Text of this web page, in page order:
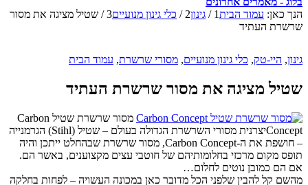
הנך כאן: עמוד הבית1
/ גינון2
/ כלי גינון מנועיים3
/ שטיל מציגה את מסור
שרשרת העתיד
גינון, היי-טק, כלי גינון מנועיים, מסורי שרשרת, עמוד הבית
שטיל מציגה את מסור שרשרת העתיד
מסור שרשרת שטיל Carbon
Conceptיצרנית מסורי השרשרת הגדולה בעולם – שטיל (Stihl) הגרמנייה
– חושפת את ה-Carbon Concept, מסור שרשרת שבהחלט ייתכן והיה
תופס מקום מרכזי בחלומותיהם של חוטבי עצים מקצוענים, באשר הם.
אם הם כמובן נוטים לחלום…
מהשם קל להבין שלפני הכל מדובר כאן במכונה העשויה – לפחות בחלקה